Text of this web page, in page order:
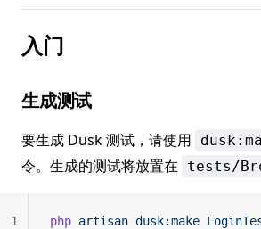
入门
生成测试
要生成 Dusk 测试，请使用
令。生成的测试将放置在
tests/
php artisan dusk:make
1